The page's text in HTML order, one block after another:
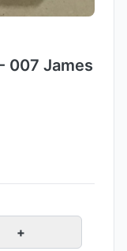
007 James
+